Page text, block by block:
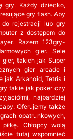
gry. Każdy dziecko,
gry flash. Aby
rejestracji lub gry
z dostępem do
Razem 123gry-
gier. Sele
gier, takich jak Super
gier arcade i
jak Arkanoid, Tetris i
takie jak poker czy
najbardziej
Oferujemy także
opatrunkowych,
Chłopcy wolą
tutaj wspomnieć